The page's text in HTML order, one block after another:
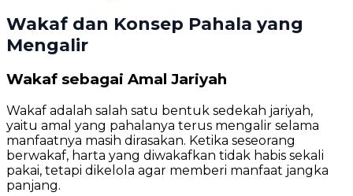
Wakaf dan Konsep Pahala yang
Mengalir
Wakaf sebagai Amal Jariyah
Wakaf adalah salah satu bentuk sedekah jariyah,
yaitu amal yang pahalanya terus mengalir selama
manfaatnya masih dirasakan. Ketika seseorang
berwakaf, harta yang diwakafkan tidak habis sekali
pakai, tetapi dikelola agar memberi manfaat jangka
panjang.